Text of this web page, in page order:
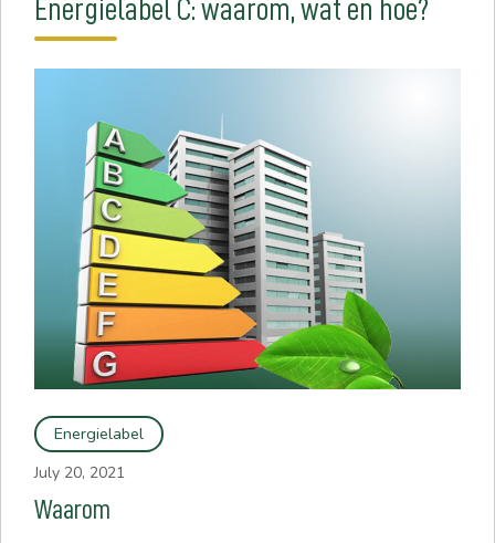
Energielabel C: waarom, wat en hoe?
Energielabel
July 20, 2021
Waarom